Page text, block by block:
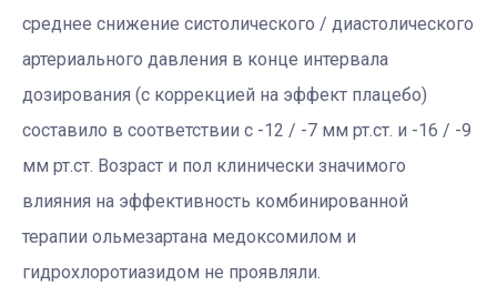
среднее снижение систолического / диастолического
артериального давления в конце интервала
дозирования (с коррекцией на эффект плацебо)
составило в соответствии с -12 / -7 мм рт.ст. и -16 / -9
мм рт.ст. Возраст и пол клинически значимого
влияния на эффективность комбинированной
терапии ольмезартана медоксомилом и
гидрохлоротиазидом не проявляли.